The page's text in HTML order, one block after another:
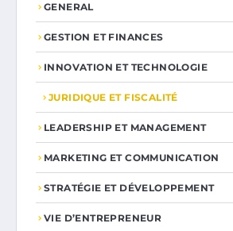
GENERAL
GESTION ET FINANCES
INNOVATION ET TECHNOLOGIE
JURIDIQUE ET FISCALITÉ
LEADERSHIP ET MANAGEMENT
MARKETING ET COMMUNICATION
STRATÉGIE ET DÉVELOPPEMENT
VIE D’ENTREPRENEUR